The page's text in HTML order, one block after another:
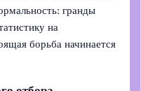
гранды
на
борьба начинается